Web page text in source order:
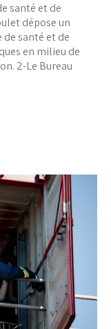
santé et de
dépose un
santé et de
en milieu de
2-Le Bureau